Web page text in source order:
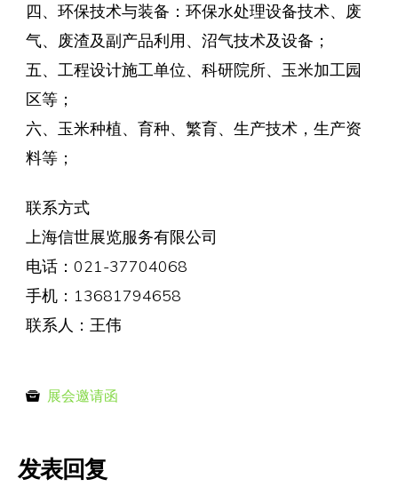
四、环保技术与装备：环保水处理设备技术、废
气、废渣及副产品利用、沼气技术及设备；
五、工程设计施工单位、科研院所、玉米加工园
区等；
六、玉米种植、育种、繁育、生产技术，生产资
料等；
联系方式
上海信世展览服务有限公司
电话：021-37704068
手机：13681794658
联系人：王伟
展会邀请函
发表回复